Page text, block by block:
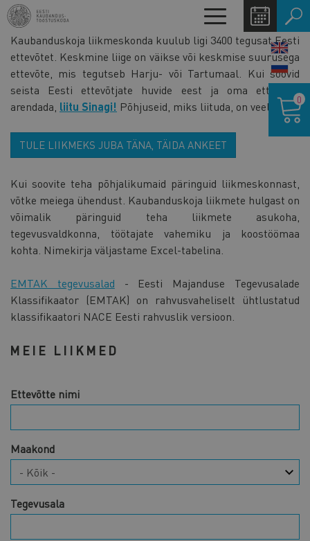
Liigu
edasi
põhisisu
juurde
Toggle
navigation
Kaubanduskoja liikmeskonda kuulub ligi 3400 tegusat Eesti
ettevõtet. Keskmine liige on väikse või keskmise suurusega
ettevõte, mis tegutseb Harju- või Tartumaal. Kui soovid
seista Eesti ettevõtjate huvide eest ja oma ettevõtet
arendada, liitu Sinagi! Põhjuseid, miks liituda, on veelgi!
TULE LIIKMEKS JUBA TÄNA, TÄIDA ANKEET
Kui soovite teha põhjalikumaid päringuid liikmeskonnast,
võtke meiega ühendust. Kaubanduskoja liikmete hulgast on
võimalik päringuid teha liikmete asukoha,
tegevusvaldkonna, töötajate vahemiku ja koostöömaa
kohta. Nimekirja väljastame Excel-tabelina.
EMTAK tegevusalad - Eesti Majanduse Tegevusalade
Klassifikaator (EMTAK) on rahvusvaheliselt ühtlustatud
klassifikaatori NACE Eesti rahvuslik versioon.
MEIE LIIKMED
Ettevõtte nimi
Maakond
Tegevusala
0